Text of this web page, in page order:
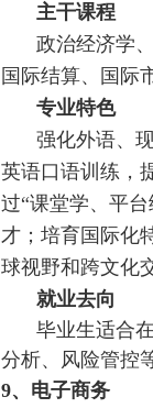
主干课程
政治经济学
国际结算、国际
专业特色
强化外语、
英语口语训练，
过“课堂学、平
才；培育国际化
球视野和跨文化
就业去向
毕业生适合
分析、风险管控
9、 电子商务